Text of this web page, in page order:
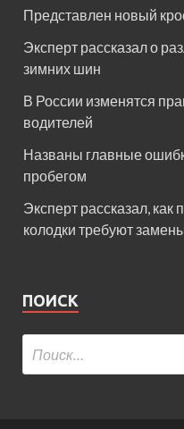
Представлен новый
Эксперт рассказал о
зимних шин
В России изменятся
водителей
Названы главные
пробегом
Эксперт рассказал, как
колодки требуют
ПОИСК